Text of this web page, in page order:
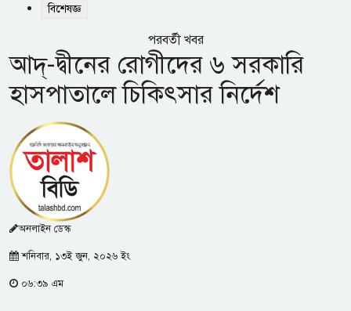
বিশেষজ্ঞ
পরবর্তী খবর
আদ্‌-দ্বীনের রোগীদের ৬ সরকারি
হাসপাতালে চিকিৎসার নির্দেশ
অনলাইন ডেস্ক
শনিবার, ১৩ই জুন, ২০২৬ ইং
০৬:৩৯ এম